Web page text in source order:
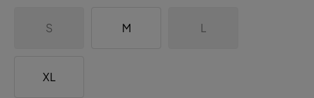
S M L
XL